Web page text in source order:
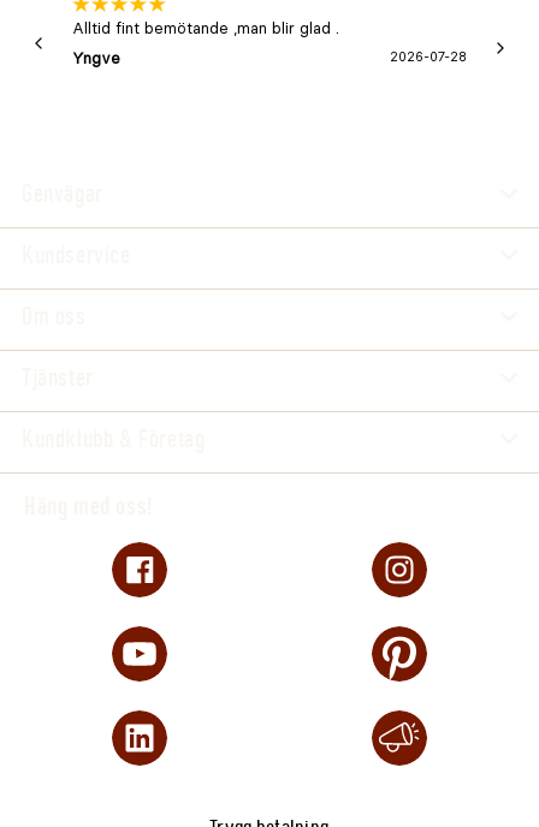
Alltid fint bemötande ,man blir glad .
Yngve
2026-07-28